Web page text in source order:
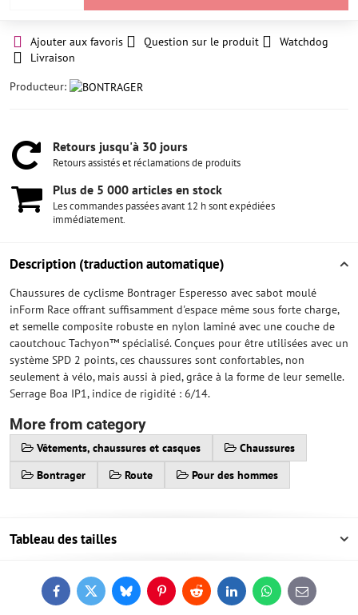
Ajouter aux favoris Question sur le produit
Watchdog
Livraison
Producteur:
Retours jusqu'à 30 jours
Retours assistés et réclamations de produits
Plus de 5 000 articles en stock
Les commandes passées avant 12 h sont expédiées
immédiatement.
Description (traduction automatique)
Chaussures de cyclisme Bontrager Esperesso avec sabot moulé
inForm Race offrant suffisamment d'espace même sous forte charge,
et semelle composite robuste en nylon laminé avec une couche de
caoutchouc Tachyon™ spécialisé. Conçues pour être utilisées avec un
système SPD 2 points, ces chaussures sont confortables, non
seulement à vélo, mais aussi à pied, grâce à la forme de leur semelle.
Serrage Boa IP1, indice de rigidité : 6/14.
More from category
Vêtements, chaussures et casques
Chaussures
Bontrager
Route Pour des hommes
Tableau des tailles
FacebookTwitterBlueskyPinterestReddit LinkedInWhatsApp
E-
mail